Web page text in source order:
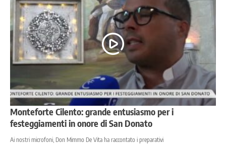
Monteforte Cilento: grande entusiasmo per i
festeggiamenti in onore di San Donato
Ai nostri microfoni, Don Mimmo De Vita ha raccontato i preparativi